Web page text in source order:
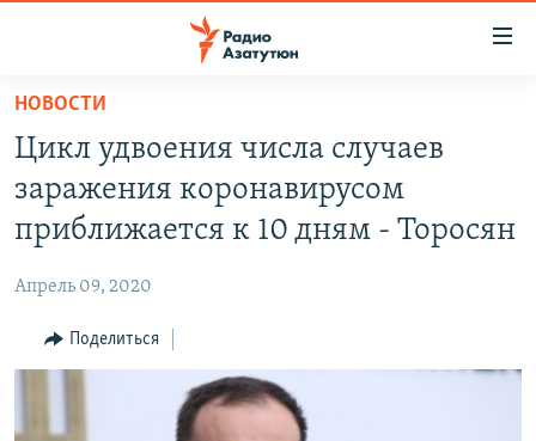
Перейти
основному
содержанию
Перейти
основной
навигации
Перейти
НОВОСТИ
ПОЛИТИКА
ЭКОНОМИКА
РЕГИОН
НАГОРНЫЙ КАРАБАХ
КУЛЬТУРА
НОВОСТИ
Цикл удвоения числа случаев
заражения коронавирусом
приближается к 10 дням - Торосян
Апрель 09, 2020
Поделиться